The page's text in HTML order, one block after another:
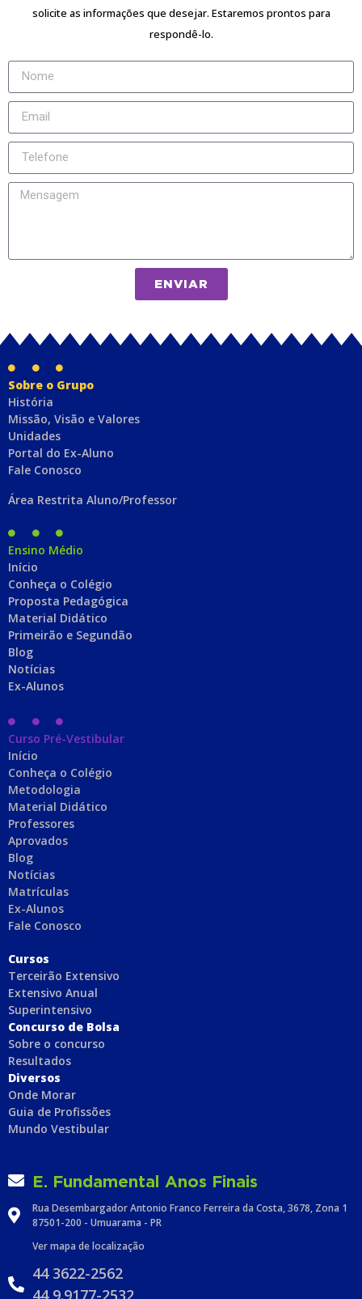
solicite as informações que desejar. Estaremos prontos para
respondê-lo.
ENVIAR
Sobre o Grupo
História
Missão, Visão e Valores
Unidades
Portal do Ex-Aluno
Fale Conosco
Área Restrita Aluno/Professor
Ensino Médio
Início
Conheça o Colégio
Proposta Pedagógica
Material Didático
Primeirão e Segundão
Blog
Notícias
Ex-Alunos
Curso Pré-Vestibular
Início
Conheça o Colégio
Metodologia
Material Didático
Professores
Aprovados
Blog
Notícias
Matrículas
Ex-Alunos
Fale Conosco
Cursos
Terceirão Extensivo
Extensivo Anual
Superintensivo
Concurso de Bolsa
Sobre o concurso
Resultados
Diversos
Onde Morar
Guia de Profissões
Mundo Vestibular
E. Fundamental Anos Finais
Rua Desembargador Antonio Franco Ferreira da Costa, 3678, Zona 1
87501-200 - Umuarama - PR
Ver mapa de localização
44 3622-2562
44 9.9177-2532